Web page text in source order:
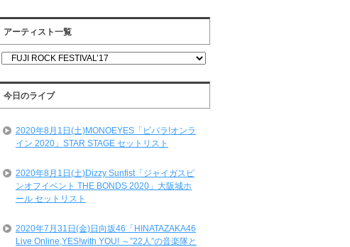
アーティスト一覧
テ
ィ
ス
一
今日のライブ
2020年8月1日(土)MONOEYES「ビバラ!オンラ
イン 2020」STAR STAGE セットリスト
2020年8月1日(土)Dizzy Sunfist「ジャイガスピ
ンオフイベント THE BONDS 2020」大阪城ホ
ール セットリスト
2020年7月31日(金)日向坂46「HINATAZAKA46
Live Online,YES!with YOU! ～”22人”の音楽隊と